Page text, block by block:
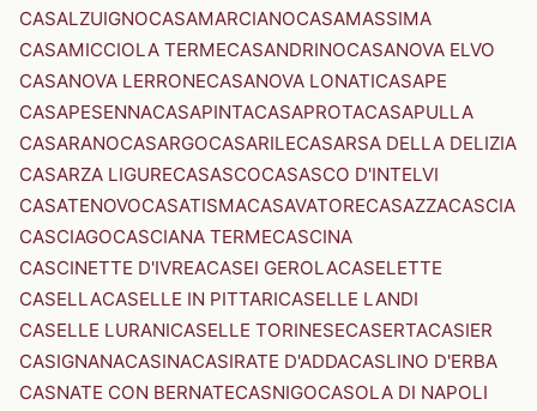
CASALZUIGNOCASAMARCIANOCASAMASSIMA
CASAMICCIOLA TERMECASANDRINOCASANOVA ELVO
CASANOVA LERRONECASANOVA LONATICASAPE
CASAPESENNACASAPINTACASAPROTACASAPULLA
CASARANOCASARGOCASARILECASARSA DELLA DELIZIA
CASARZA LIGURECASASCOCASASCO D'INTELVI
CASATENOVOCASATISMACASAVATORECASAZZACASCIA
CASCIAGOCASCIANA TERMECASCINA
CASCINETTE D'IVREACASEI GEROLACASELETTE
CASELLACASELLE IN PITTARICASELLE LANDI
CASELLE LURANICASELLE TORINESECASERTACASIER
CASIGNANACASINACASIRATE D'ADDACASLINO D'ERBA
CASNATE CON BERNATECASNIGOCASOLA DI NAPOLI